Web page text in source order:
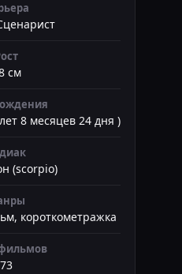
см
8 месяцев 24 дня )
(scorpio)
короткометражка
73